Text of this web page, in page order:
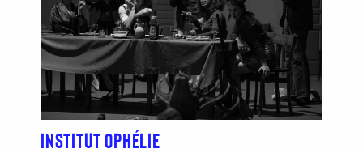
INSTITUT OPHÉLIE